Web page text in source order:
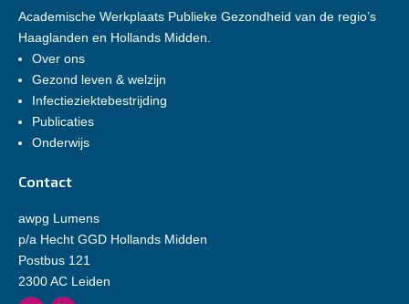
Academische Werkplaats Publieke Gezondheid van de regio’s
Haaglanden en Hollands Midden.
Over ons
Gezond leven & welzijn
Infectieziektebestrijding
Publicaties
Onderwijs
Contact
awpg Lumens
p/a Hecht GGD Hollands Midden
Postbus 121
2300 AC Leiden